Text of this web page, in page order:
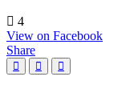
4
View on Facebook
Share